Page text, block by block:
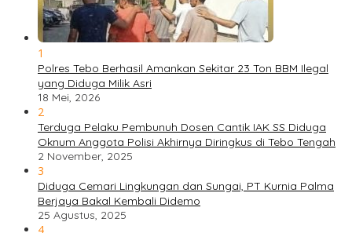
1
Polres Tebo Berhasil Amankan Sekitar 23 Ton BBM Ilegal
yang Diduga Milik Asri
18 Mei, 2026
2
Terduga Pelaku Pembunuh Dosen Cantik IAK SS Diduga
Oknum Anggota Polisi Akhirnya Diringkus di Tebo Tengah
2 November, 2025
3
Diduga Cemari Lingkungan dan Sungai, PT Kurnia Palma
Berjaya Bakal Kembali Didemo
25 Agustus, 2025
4